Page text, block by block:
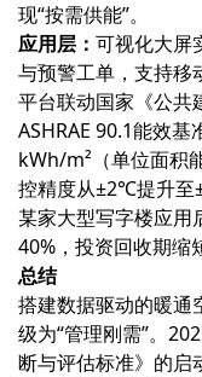
现“按需供能”。
应用层‌： 可视化大屏
与预警工单，支持移
平台联动‌国家《公共
ASHRAE 90.1‌能效基
kWh/m²（单位面积
控精度从±2℃提升至
某家大型写字楼应用
40%，投资回收期缩
总结‌
搭建数据驱动的暖通
级为“管理刚需”。
断与评估标准》的启